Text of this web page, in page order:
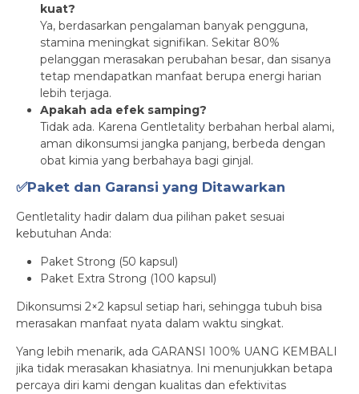
kuat?
Ya, berdasarkan pengalaman banyak pengguna,
stamina meningkat signifikan. Sekitar 80%
pelanggan merasakan perubahan besar, dan sisanya
tetap mendapatkan manfaat berupa energi harian
lebih terjaga.
Apakah ada efek samping?
Tidak ada. Karena Gentletality berbahan herbal alami,
aman dikonsumsi jangka panjang, berbeda dengan
obat kimia yang berbahaya bagi ginjal.
✅Paket dan Garansi yang Ditawarkan
Gentletality hadir dalam dua pilihan paket sesuai
kebutuhan Anda:
Paket Strong (50 kapsul)
Paket Extra Strong (100 kapsul)
Dikonsumsi 2×2 kapsul setiap hari, sehingga tubuh bisa
merasakan manfaat nyata dalam waktu singkat.
Yang lebih menarik, ada GARANSI 100% UANG KEMBALI
jika tidak merasakan khasiatnya. Ini menunjukkan betapa
percaya diri kami dengan kualitas dan efektivitas